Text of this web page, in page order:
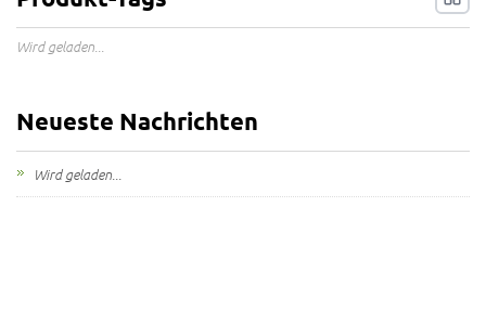
Wird geladen...
Neueste Nachrichten
Wird geladen...